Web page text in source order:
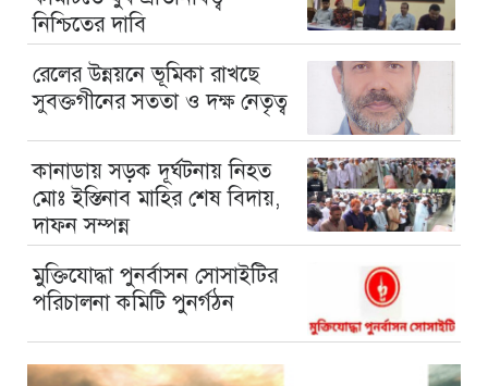
নিশ্চিতের দাবি
রেলের উন্নয়নে ভূমিকা রাখছে
সুবক্তগীনের সততা ও দক্ষ নেতৃত্ব
কানাডায় সড়ক দূর্ঘটনায় নিহত
মোঃ ইস্তিনাব মাহির শেষ বিদায়,
দাফন সম্পন্ন
মুক্তিযোদ্ধা পুনর্বাসন সোসাইটির
পরিচালনা কমিটি পুনর্গঠন